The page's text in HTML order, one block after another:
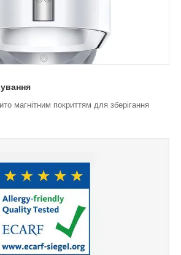
магнітним покриттям для зберігання